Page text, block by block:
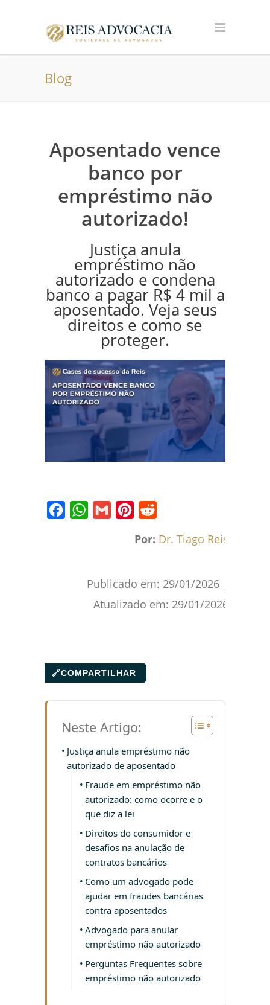
Blog
Aposentado vence
banco por
empréstimo não
autorizado!
Justiça anula
empréstimo não
autorizado e condena
banco a pagar R$ 4 mil a
aposentado. Veja seus
direitos e como se
proteger.
Por: Dr. Tiago Reis
Publicado em: 29/01/2026 |
Atualizado em: 29/01/2026
🔗COMPARTILHAR
Neste Artigo:
Justiça anula empréstimo não
autorizado de aposentado
Fraude em empréstimo não
autorizado: como ocorre e o
que diz a lei
Direitos do consumidor e
desafios na anulação de
contratos bancários
Como um advogado pode
ajudar em fraudes bancárias
contra aposentados
Advogado para anular
empréstimo não autorizado
Perguntas Frequentes sobre
empréstimo não autorizado